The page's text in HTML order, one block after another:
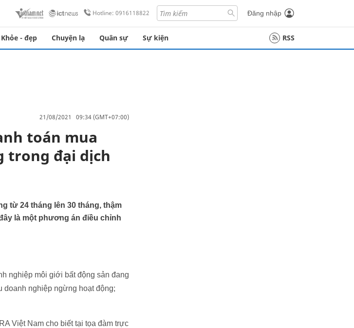
Hotline: 0916118822 Đăng nhập
Khỏe - đẹp Chuyện lạ Quân sự Sự kiện RSS
21/08/2021 09:34 (GMT+07:00)
toán mua
trong đại dịch
từ 24 tháng lên 30 tháng, thậm
là một phương án điều chỉnh
nghiệp môi giới bất động sản đang
doanh nghiệp ngừng hoạt động;
Việt Nam cho biết tại tọa đàm trực